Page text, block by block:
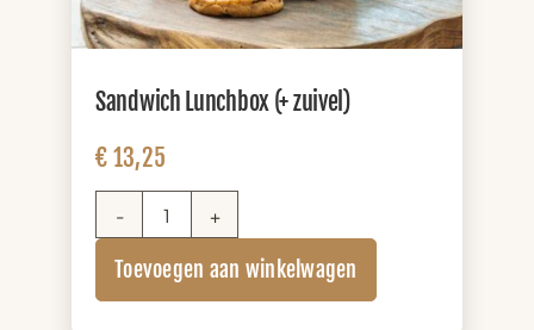
Sandwich Lunchbox (+ zuivel)
€ 13,25
Sandwich
(+
Toevoegen aan winkelwagen